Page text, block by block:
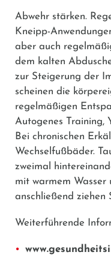
Abwehr stärken.
Kneipp-
aber auch
dem kalten
zur Steigerung der
scheinen die
regelmäßigen
Autogenes Training,
Bei chronischen
Wechselfußbäder.
zweimal
mit warmem Wasser
anschließend ziehen
Weiterführende